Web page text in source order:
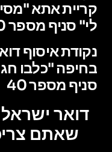
קריית אתא
לי" סניף מספר 50
נקודת איסוף
בחיפה "כלבו
סניף מספר 40
דואר
שאתם